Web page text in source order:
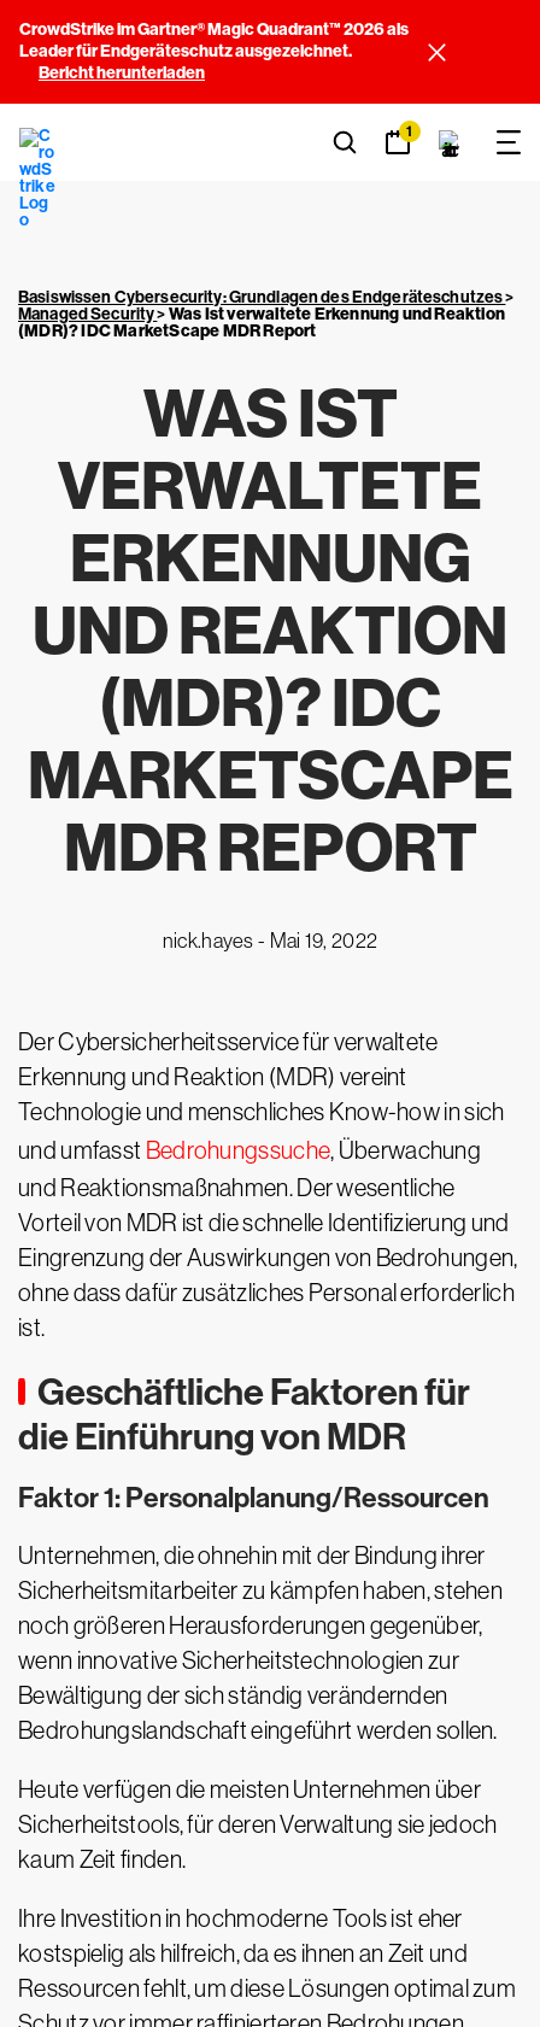
CrowdStrike im Gartner® Magic Quadrant™ 2026 als
Leader für Endgeräteschutz ausgezeichnet.
Bericht herunterladen
1
Basiswissen Cybersecurity: Grundlagen des Endgeräteschutzes>
Managed Security>Was Ist verwaltete Erkennung und Reaktion
(MDR)? IDC MarketScape MDR Report
WAS IST
VERWALTETE
ERKENNUNG
UND REAKTION
(MDR)? IDC
MARKETSCAPE
MDR REPORT
nick.hayes - Mai 19, 2022
Der Cybersicherheitsservice für verwaltete
Erkennung und Reaktion (MDR) vereint
Technologie und menschliches Know-how in sich
und umfasst Bedrohungssuche, Überwachung
und Reaktionsmaßnahmen. Der wesentliche
Vorteil von MDR ist die schnelle Identifizierung und
Eingrenzung der Auswirkungen von Bedrohungen,
ohne dass dafür zusätzliches Personal erforderlich
ist.
Geschäftliche Faktoren für
die Einführung von MDR
Faktor 1: Personalplanung/Ressourcen
Unternehmen, die ohnehin mit der Bindung ihrer
Sicherheitsmitarbeiter zu kämpfen haben, stehen
noch größeren Herausforderungen gegenüber,
wenn innovative Sicherheitstechnologien zur
Bewältigung der sich ständig verändernden
Bedrohungslandschaft eingeführt werden sollen.
Heute verfügen die meisten Unternehmen über
Sicherheitstools, für deren Verwaltung sie jedoch
kaum Zeit finden.
Ihre Investition in hochmoderne Tools ist eher
kostspielig als hilfreich, da es ihnen an Zeit und
Ressourcen fehlt, um diese Lösungen optimal zum